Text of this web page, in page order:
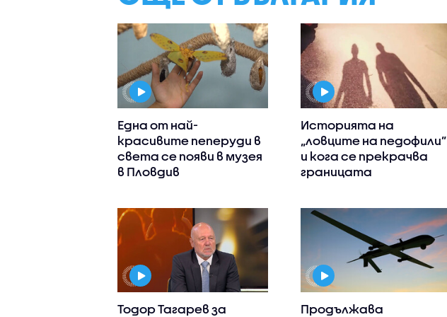
Една от най-
красивите пеперуди в
света се появи в музея
в Пловдив
Историята на
„ловците на педофили”
и кога се прекрачва
границата
Тодор Тагарев за Продължава